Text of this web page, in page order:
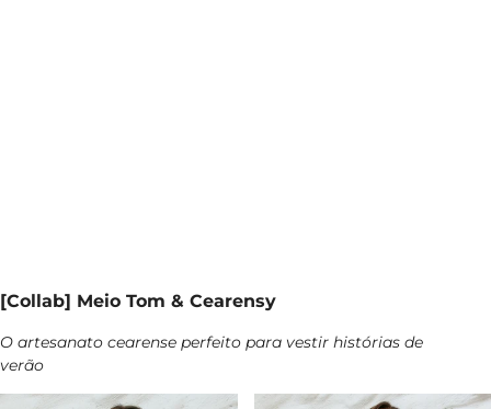
[Collab] Meio Tom & Cearensy
O artesanato cearense perfeito para vestir histórias de
verão